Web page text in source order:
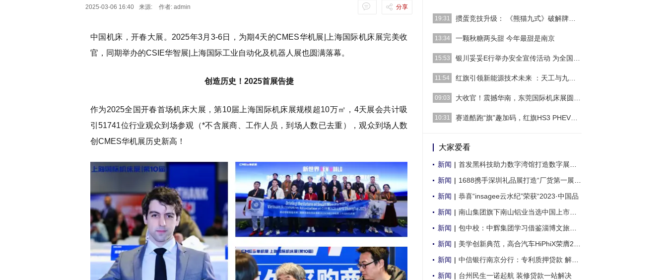
2025-03-06 16:40 来源: 作者: admin 分享
中国机床，开春大展。2025年3月3-6日，为期4天的CMES华机展|上海国际机床展完美收
官，同期举办的CSIE华智展|上海国际工业自动化及机器人展也圆满落幕。
创造历史！2025首展告捷
作为2025全国开春首场机床大展，第10届上海国际机床展规模超10万㎡，4天展会共计吸
引51741位行业观众到场参观（*不含展商、工作人员，到场人数已去重），观众到场人数
创CMES华机展历史新高！
19:31
[详细]
13:34 一颗秋糖两头甜 今年最甜是南京
[详细]
15:53
[详细]
11:54
[详细]
09:03
[详细]
10:31
大家爱看
新闻 | 首发黑科技助力数字湾馆打造数字展会新标杆
新闻 | 1688携手深圳礼品展打造“厂货第一展”助力
新闻 | 恭喜“insagee云水纪”荣获“2023·中国品
新闻 | 南山集团旗下南山铝业当选中国上市公司协会
新闻 | 包中校：中辉集团学习借鉴淄博文旅新模式
新闻 | 美学创新典范，高合汽车HiPhiX荣膺2022年度
新闻 | 中信银行南京分行：专利质押贷款 解小微企
新闻 | 台州民生一诺起航 装修贷款一站解决